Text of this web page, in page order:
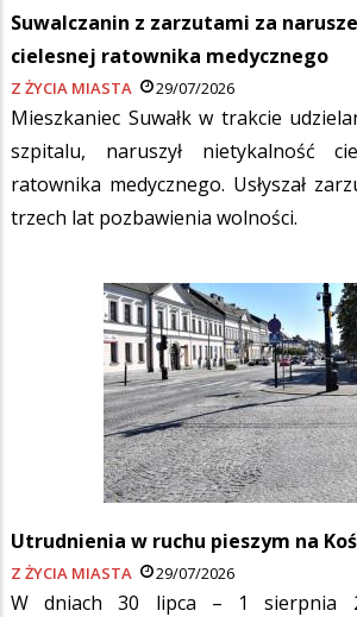
Suwalczanin z zarzutami za
cielesnej ratownika medycznego
Z ŻYCIA MIASTA 29/07/2026
Mieszkaniec Suwałk w trakcie
szpitalu, naruszył nietykalność
ratownika medycznego. Usłyszał
trzech lat pozbawienia wolności.
Utrudnienia w ruchu pieszym na
Z ŻYCIA MIASTA 29/07/2026
W dniach 30 lipca – 1 sierpnia